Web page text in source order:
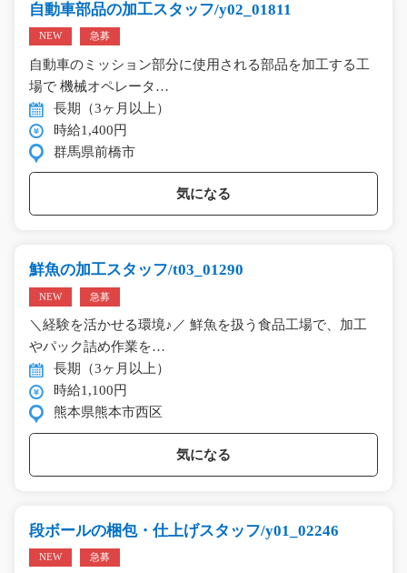
自動車部品の加工スタッフ/y02_01811
NEW 急募
自動車のミッション部分に使用される部品を加工する工
場で 機械オペレータ…
長期（3ヶ月以上）
時給1,400円
群馬県前橋市
気になる
鮮魚の加工スタッフ/t03_01290
NEW 急募
＼経験を活かせる環境♪／ 鮮魚を扱う食品工場で、加工
やパック詰め作業を…
長期（3ヶ月以上）
時給1,100円
熊本県熊本市西区
気になる
段ボールの梱包・仕上げスタッフ/y01_02246
NEW 急募